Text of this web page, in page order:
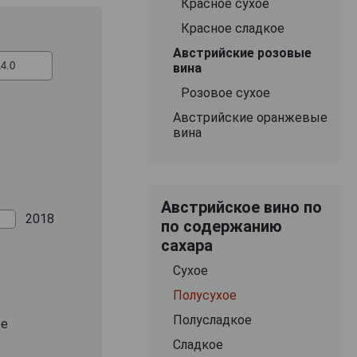
тем, что этот
идет еще один
категории
кто ценит
дополнить
2018
Красное сухое
Красное сладкое
Австрийские розовые
вина
Розовое сухое
Австрийские оранжевые
вина
Австрийское вино по
по содержанию
сахара
Сухое
Полусухое
Полусладкое
Сладкое